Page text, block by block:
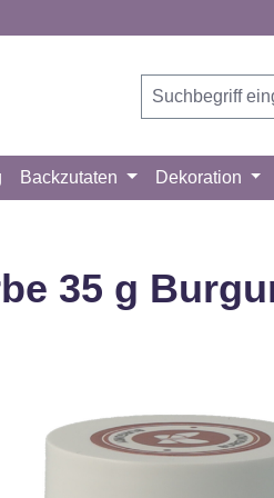
Backzutaten Dekoration
35 g